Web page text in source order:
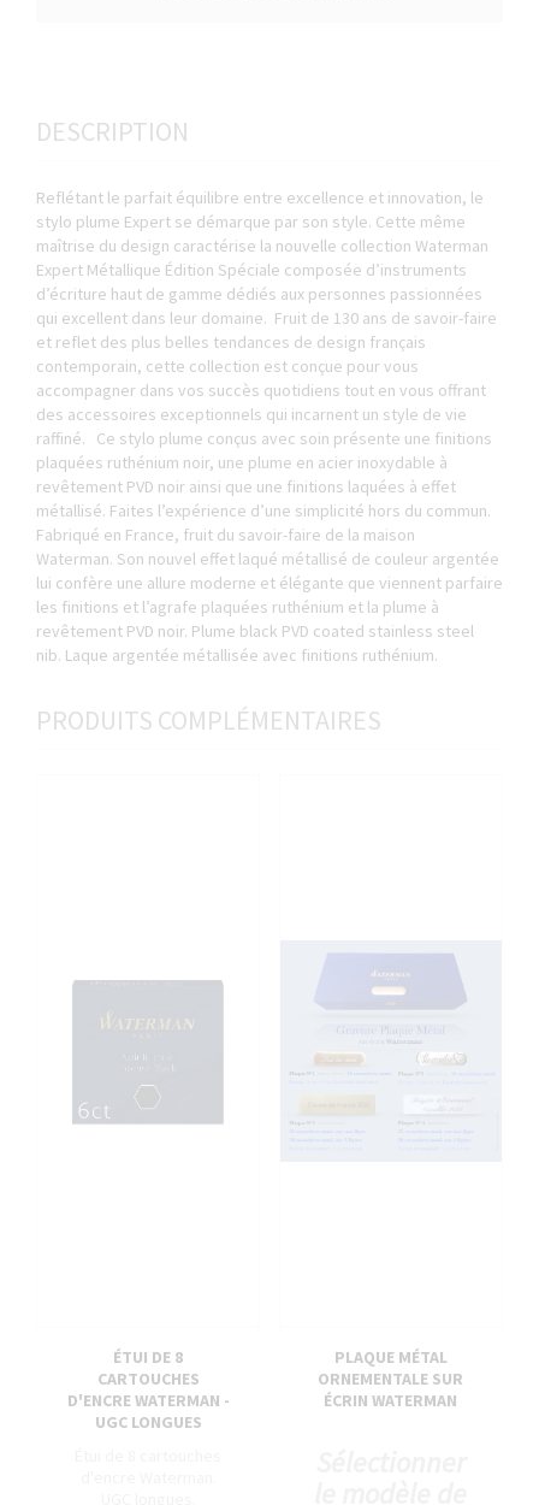
DESCRIPTION
Reflétant le parfait équilibre entre excellence et innovation, le
stylo plume Expert se démarque par son style. Cette même
maîtrise du design caractérise la nouvelle collection Waterman
Expert Métallique Édition Spéciale composée d’instruments
d’écriture haut de gamme dédiés aux personnes passionnées
qui excellent dans leur domaine. Fruit de 130 ans de savoir-faire
et reflet des plus belles tendances de design français
contemporain, cette collection est conçue pour vous
accompagner dans vos succès quotidiens tout en vous offrant
des accessoires exceptionnels qui incarnent un style de vie
raffiné. Ce stylo plume conçus avec soin présente une finitions
plaquées ruthénium noir, une plume en acier inoxydable à
revêtement PVD noir ainsi que une finitions laquées à effet
métallisé. Faites l’expérience d’une simplicité hors du commun.
Fabriqué en France, fruit du savoir-faire de la maison
Waterman. Son nouvel effet laqué métallisé de couleur argentée
lui confère une allure moderne et élégante que viennent parfaire
les finitions et l’agrafe plaquées ruthénium et la plume à
revêtement PVD noir. Plume black PVD coated stainless steel
nib. Laque argentée métallisée avec finitions ruthénium.
PRODUITS COMPLÉMENTAIRES
ÉTUI DE 8
CARTOUCHES
D'ENCRE WATERMAN -
UGC LONGUES
PLAQUE MÉTAL
ORNEMENTALE SUR
ÉCRIN WATERMAN